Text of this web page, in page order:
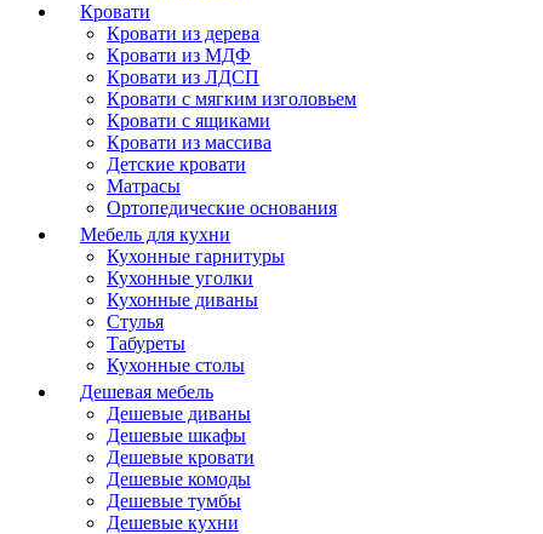
Кровати
Кровати из дерева
Кровати из МДФ
Кровати из ЛДСП
Кровати с мягким изголовьем
Кровати с ящиками
Кровати из массива
Детские кровати
Матрасы
Ортопедические основания
Мебель для кухни
Кухонные гарнитуры
Кухонные уголки
Кухонные диваны
Стулья
Табуреты
Кухонные столы
Дешевая мебель
Дешевые диваны
Дешевые шкафы
Дешевые кровати
Дешевые комоды
Дешевые тумбы
Дешевые кухни